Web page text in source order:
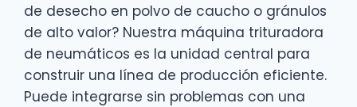
de desecho en polvo de caucho o gránulos
de alto valor? Nuestra máquina trituradora
de neumáticos es la unidad central para
construir una línea de producción eficiente.
Puede integrarse sin problemas con una